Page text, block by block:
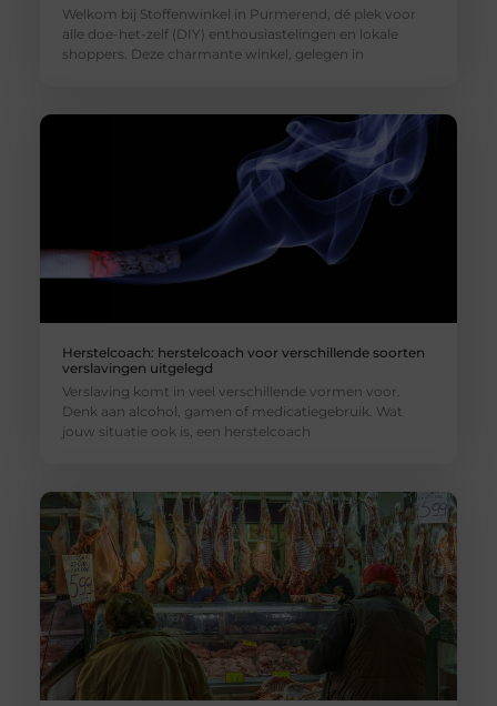
Welkom bij Stoffenwinkel in Purmerend, dé plek voor
alle doe-het-zelf (DIY) enthousiastelingen en lokale
shoppers. Deze charmante winkel, gelegen in
Herstelcoach: herstelcoach voor verschillende soorten
verslavingen uitgelegd
Verslaving komt in veel verschillende vormen voor.
Denk aan alcohol, gamen of medicatiegebruik. Wat
jouw situatie ook is, een herstelcoach